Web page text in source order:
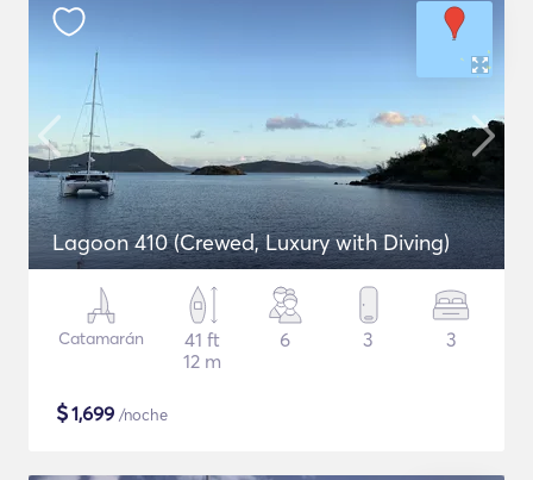
Lagoon 410 (Crewed, Luxury with Diving)
Catamarán
41 ft
12 m
6 3 3
$1,699 /noche